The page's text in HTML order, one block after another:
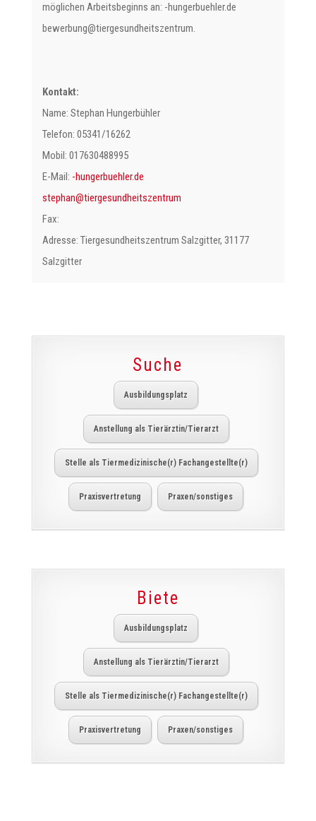
möglichen Arbeitsbeginns an: ed.relheubregnuh-
murtnezstiehdnusegreit
@gnubreweb .
Kontakt:
Name: Stephan Hungerbühler
Telefon: 05341/16262
Mobil: 017630488995
E-Mail: ed.relheubregnuh-
murtnezstiehdnusegreit
@nahpets
Fax:
Adresse: Tiergesundheitszentrum Salzgitter, 31177
Salzgitter
Suche
Ausbildungsplatz
Anstellung als Tierärztin/Tierarzt
Stelle als Tiermedizinische(r) Fachangestellte(r)
Praxisvertretung Praxen/sonstiges
Biete
Ausbildungsplatz
Anstellung als Tierärztin/Tierarzt
Stelle als Tiermedizinische(r) Fachangestellte(r)
Praxisvertretung Praxen/sonstiges